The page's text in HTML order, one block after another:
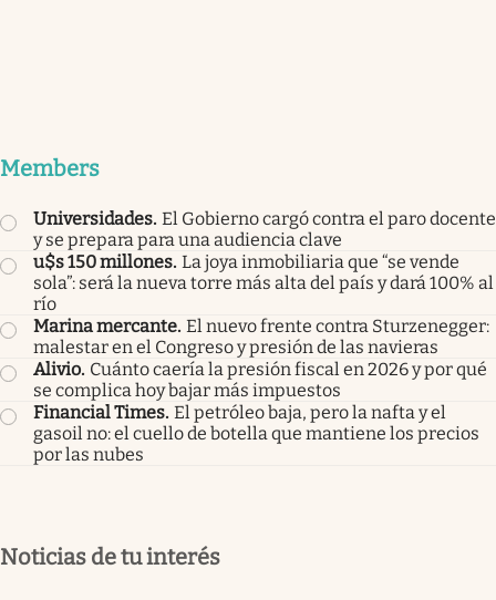
Members
Universidades. El Gobierno cargó contra el paro docente
y se prepara para una audiencia clave
u$s 150 millones. La joya inmobiliaria que “se vende
sola”: será la nueva torre más alta del país y dará 100% al
río
Marina mercante. El nuevo frente contra Sturzenegger:
malestar en el Congreso y presión de las navieras
Alivio. Cuánto caería la presión fiscal en 2026 y por qué
se complica hoy bajar más impuestos
Financial Times. El petróleo baja, pero la nafta y el
gasoil no: el cuello de botella que mantiene los precios
por las nubes
Noticias de tu interés